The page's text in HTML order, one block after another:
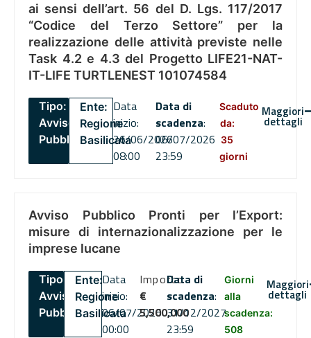
ai sensi dell’art. 56 del D. Lgs. 117/2017
“Codice del Terzo Settore” per la
realizzazione delle attività previste nelle
Task 4.2 e 4.3 del Progetto LIFE21-NAT-
IT-LIFE TURTLENEST 101074584
Tipo:
Avviso
Pubblico
Ente:
Regione
Basilicata
Data
inizio:
26/06/2026
08:00
Data di
scadenza:
06/07/2026
23:59
Scaduto
da:
35
giorni
Maggiori
dettagli
Avviso Pubblico Pronti per l’Export:
misure di internazionalizzazione per le
imprese lucane
Tipo:
Avviso
Pubblico
Ente:
Regione
Basilicata
Data
inizio:
06/07/2026
00:00
Importo
€
5,500,000
Data di
scadenza:
31/12/2027
23:59
Giorni
alla
scadenza:
508
Maggiori
dettagli